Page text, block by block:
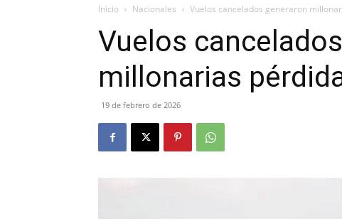
Inicio Nacionales Vuelos cancelados generaron
Vuelos
millonarias
19 de febrero de 2026